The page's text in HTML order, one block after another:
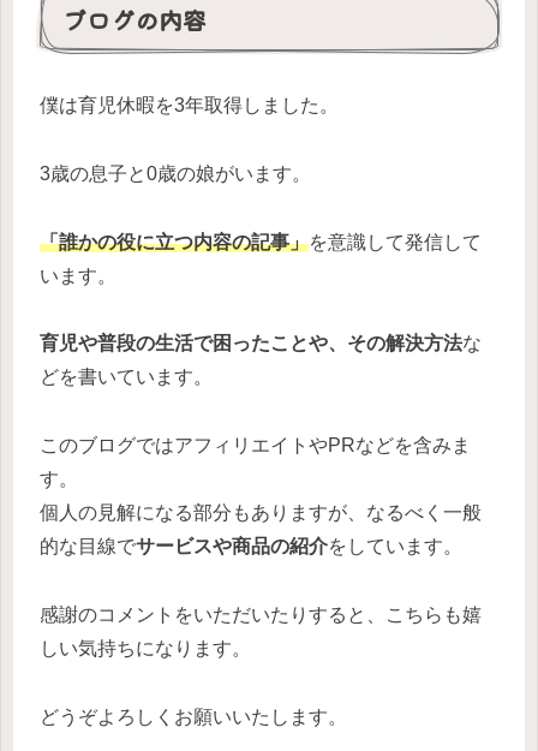
ブログの内容
僕は育児休暇を3年取得しました。
3歳の息子と0歳の娘がいます。
「誰かの役に立つ内容の記事」を意識して発信して
います。
育児や普段の生活で困ったことや、その解決方法な
どを書いています。
このブログではアフィリエイトやPRなどを含みま
す。
個人の見解になる部分もありますが、なるべく一般
的な目線でサービスや商品の紹介をしています。
感謝のコメントをいただいたりすると、こちらも嬉
しい気持ちになります。
どうぞよろしくお願いいたします。